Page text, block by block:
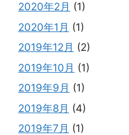
2020年2月 (1)
2020年1月 (1)
2019年12月 (2)
2019年10月 (1)
2019年9月 (1)
2019年8月 (4)
2019年7月 (1)